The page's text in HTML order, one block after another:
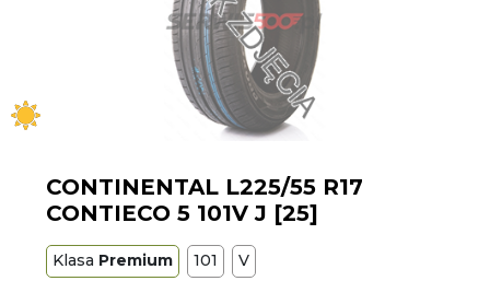
CONTINENTAL L225/55 R17
CONTIECO 5 101V J [25]
Klasa Premium 101 V